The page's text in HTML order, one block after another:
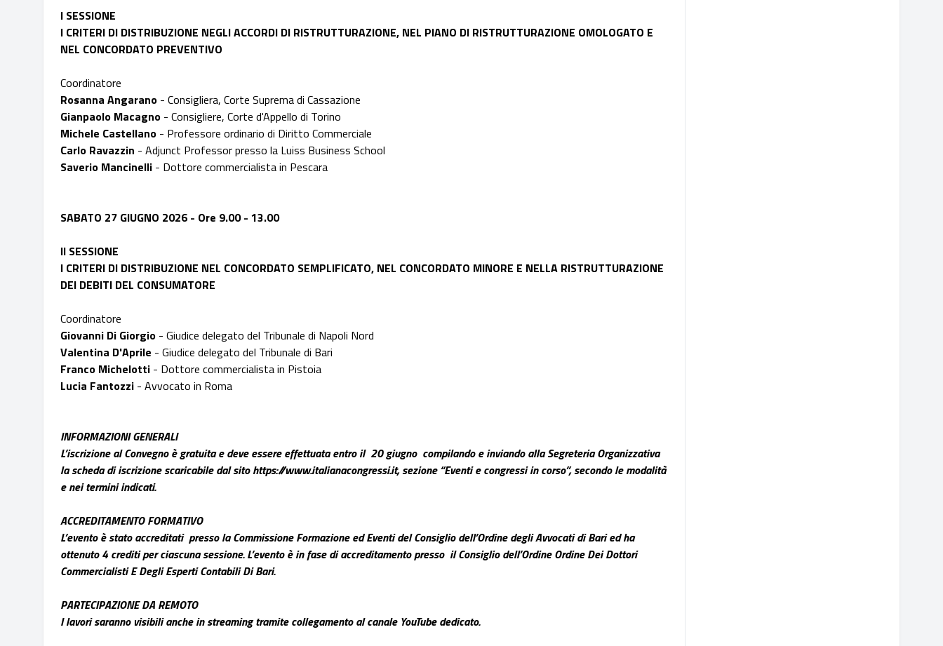
I SESSIONE
I CRITERI DI DISTRIBUZIONE NEGLI ACCORDI DI RISTRUTTURAZIONE, NEL PIANO DI RISTRUTTURAZIONE OMOLOGATO E
NEL CONCORDATO PREVENTIVO
Coordinatore
Rosanna Angarano - Consigliera, Corte Suprema di Cassazione
Gianpaolo Macagno - Consigliere, Corte d'Appello di Torino
Michele Castellano - Professore ordinario di Diritto Commerciale
Carlo Ravazzin - Adjunct Professor presso la Luiss Business School
Saverio Mancinelli - Dottore commercialista in Pescara
SABATO 27 GIUGNO 2026 - Ore 9.00 - 13.00
II SESSIONE
I CRITERI DI DISTRIBUZIONE NEL CONCORDATO SEMPLIFICATO, NEL CONCORDATO MINORE E NELLA RISTRUTTURAZIONE
DEI DEBITI DEL CONSUMATORE
Coordinatore
Giovanni Di Giorgio - Giudice delegato del Tribunale di Napoli Nord
Valentina D'Aprile - Giudice delegato del Tribunale di Bari
Franco Michelotti - Dottore commercialista in Pistoia
Lucia Fantozzi - Avvocato in Roma
INFORMAZIONI GENERALI
L’iscrizione al Convegno è gratuita e deve essere effettuata entro il 20 giugno compilando e inviando alla Segreteria Organizzativa
la scheda di iscrizione scaricabile dal sitohttps://www.italianacongressi.it, sezione “Eventi e congressi in corso”, secondo le modalità
e nei termini indicati.
ACCREDITAMENTO FORMATIVO
L’evento è stato accreditati presso la Commissione Formazione ed Eventi del Consiglio dell’Ordine degli Avvocati di Bari ed ha
ottenuto 4 crediti per ciascuna sessione. L’evento è in fase di accreditamento presso il Consiglio dell’Ordine Ordine Dei Dottori
Commercialisti E Degli Esperti Contabili Di Bari.
PARTECIPAZIONE DA REMOTO
I lavori saranno visibili anche in streaming tramite collegamento al canale YouTube dedicato.